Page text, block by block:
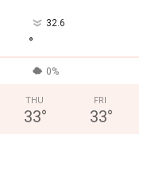
32.6
°
0%
THU
33°
FRI
33°